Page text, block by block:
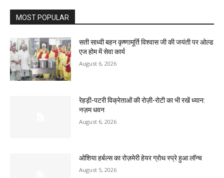
MOST POPULAR
सती साध्वी बहन कृष्णामूर्ति विश्वास जी की जयंती पर ओल्ड
एज होम में सेवा कार्य
August 6, 2026
रेहड़ी-पटरी विक्रेताओं की रोज़ी-रोटी का भी रखें ध्यान:
नज़म धवन
August 6, 2026
ओशिया हर्बल्स का रोज़मेरी हेयर ग्रोथ स्प्रे हुआ लॉन्च
August 5, 2026